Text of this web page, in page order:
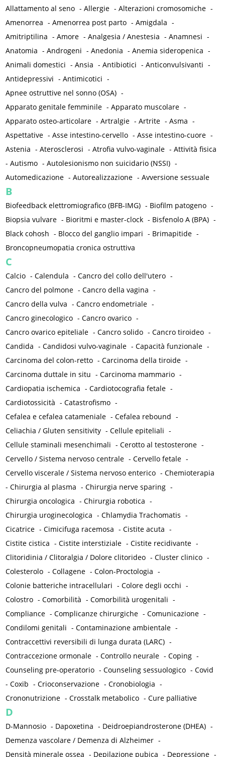
Allattamento al seno -Allergie -Alterazioni cromosomiche -
Amenorrea -Amenorrea post parto -Amigdala -
Amitriptilina -Amore -Analgesia / Anestesia -Anamnesi -
Anatomia -Androgeni -Anedonia -Anemia sideropenica -
Animali domestici -Ansia -Antibiotici -Anticonvulsivanti -
Antidepressivi -Antimicotici -
Apnee ostruttive nel sonno (OSA) -
Apparato genitale femminile -Apparato muscolare -
Apparato osteo-articolare -Artralgie -Artrite -Asma -
Aspettative -Asse intestino-cervello -Asse intestino-cuore -
Astenia -Aterosclerosi -Atrofia vulvo-vaginale -Attività fisica
-Autismo -Autolesionismo non suicidario (NSSI) -
Automedicazione -Autorealizzazione -Avversione sessuale
B
Biofeedback elettromiografico (BFB-IMG) - Biofilm patogeno -
Biopsia vulvare - Bioritmi e master-clock - Bisfenolo A (BPA) -
Black cohosh - Blocco del ganglio impari - Brimapitide -
Broncopneumopatia cronica ostruttiva
C
Calcio -Calendula -Cancro del collo dell'utero -
Cancro del polmone -Cancro della vagina -
Cancro della vulva -Cancro endometriale -
Cancro ginecologico -Cancro ovarico -
Cancro ovarico epiteliale -Cancro solido -Cancro tiroideo -
Candida -Candidosi vulvo-vaginale -Capacità funzionale -
Carcinoma del colon-retto -Carcinoma della tiroide -
Carcinoma duttale in situ -Carcinoma mammario -
Cardiopatia ischemica -Cardiotocografia fetale -
Cardiotossicità -Catastrofismo -
Cefalea e cefalea catameniale -Cefalea rebound -
Celiachia / Gluten sensitivity -Cellule epiteliali -
Cellule staminali mesenchimali -Cerotto al testosterone -
Cervello / Sistema nervoso centrale -Cervello fetale -
Cervello viscerale / Sistema nervoso enterico -Chemioterapia
-Chirurgia al plasma -Chirurgia nerve sparing -
Chirurgia oncologica -Chirurgia robotica -
Chirurgia uroginecologica -Chlamydia Trachomatis -
Cicatrice -Cimicifuga racemosa -Cistite acuta -
Cistite cistica -Cistite interstiziale -Cistite recidivante -
Clitoridinia / Clitoralgia / Dolore clitorideo -Cluster clinico -
Colesterolo -Collagene -Colon-Proctologia -
Colonie batteriche intracellulari -Colore degli occhi -
Colostro -Comorbilità -Comorbilità urogenitali -
Compliance -Complicanze chirurgiche -Comunicazione -
Condilomi genitali -Contaminazione ambientale -
Contraccettivi reversibili di lunga durata (LARC) -
Contraccezione ormonale -Controllo neurale -Coping -
Counseling pre-operatorio -Counseling sessuologico -Covid
-Coxib -Crioconservazione -Cronobiologia -
Crononutrizione -Crosstalk metabolico -Cure palliative
D
D-Mannosio - Dapoxetina - Deidroepiandrosterone (DHEA) -
Demenza vascolare / Demenza di Alzheimer -
Densità minerale ossea - Depilazione pubica - Depressione -